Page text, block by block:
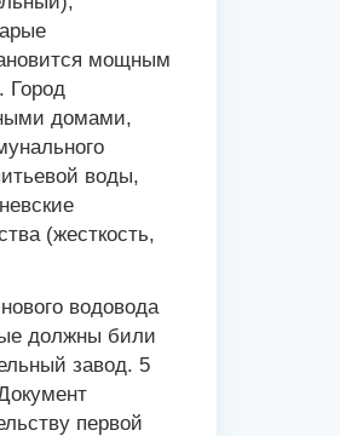
мощным
Город
домами,
воды,
(жесткость,
водовода
должны били
завод. 5
первой